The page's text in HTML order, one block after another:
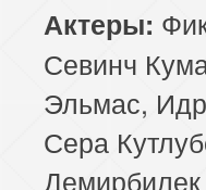
93 серия
97 серия
101 серия
Актеры:
Севинч
Эльмас,
Сера
Демирбилек